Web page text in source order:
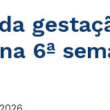
6ª